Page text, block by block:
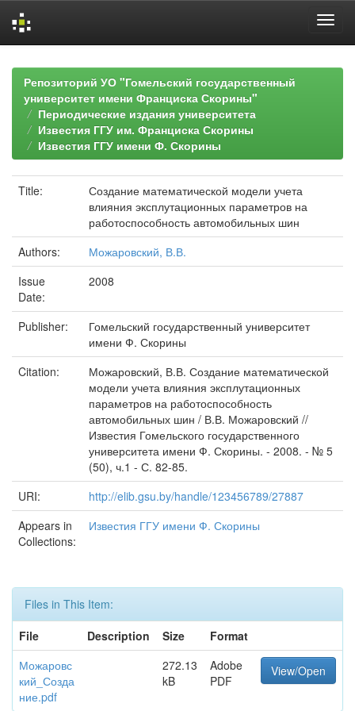
navigationРепозиторий УО "Гомельский государственный
университет имени Франциска Скорины"
Периодические издания университета
Известия ГГУ им. Франциска Скорины
Известия ГГУ имени Ф. Скорины
Title:
Создание математической модели учета
влияния эксплутационных параметров на
работоспособность автомобильных шин
Authors:
Можаровский, В.В.
Issue
Date:
2008
Publisher:
Гомельский государственный университет
имени Ф. Скорины
Citation:
Можаровский, В.В. Создание математической
модели учета влияния эксплутационных
параметров на работоспособность
автомобильных шин / В.В. Можаровский //
Известия Гомельского государственного
университета имени Ф. Скорины. - 2008. - № 5
(50), ч.1 - С. 82-85.
URI:
http://elib.gsu.by/handle/123456789/27887
Appears in
Collections:
Известия ГГУ имени Ф. Скорины
Files in This Item:
File
Description Size
Format
Можаровс
кий_Созда
ние.pdf
272.13
kB
Adobe
PDF
View/Open